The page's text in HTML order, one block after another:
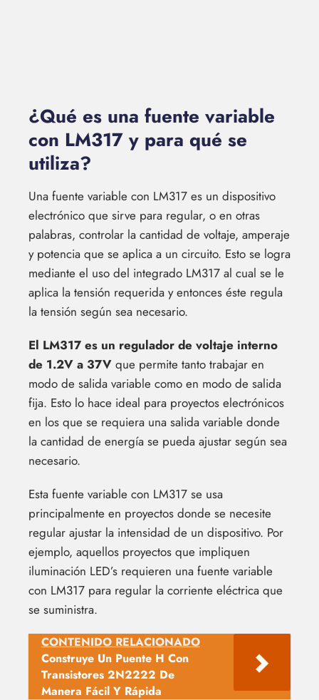
¿Qué es una fuente variable
con LM317 y para qué se
utiliza?
Una fuente variable con LM317 es un dispositivo
electrónico que sirve para regular, o en otras
palabras, controlar la cantidad de voltaje, amperaje
y potencia que se aplica a un circuito. Esto se logra
mediante el uso del integrado LM317 al cual se le
aplica la tensión requerida y entonces éste regula
la tensión según sea necesario.
El LM317 es un regulador de voltaje interno
de 1.2V a 37V que permite tanto trabajar en
modo de salida variable como en modo de salida
fija. Esto lo hace ideal para proyectos electrónicos
en los que se requiera una salida variable donde
la cantidad de energía se pueda ajustar según sea
necesario.
Esta fuente variable con LM317 se usa
principalmente en proyectos donde se necesite
regular ajustar la intensidad de un dispositivo. Por
ejemplo, aquellos proyectos que impliquen
iluminación LED’s requieren una fuente variable
con LM317 para regular la corriente eléctrica que
se suministra.
CONTENIDO RELACIONADO
Construye Un Puente H Con
Transistores 2N2222 De
Manera Fácil Y Rápida